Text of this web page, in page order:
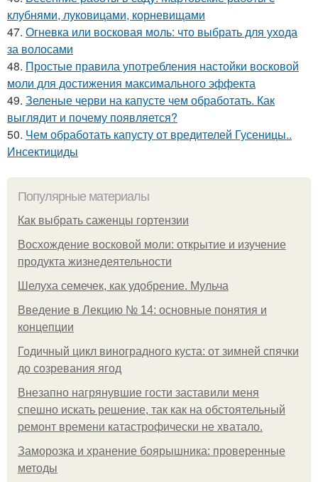
клубнями, луковицами, корневищами
47. Огневка или восковая моль: что выбрать для ухода
за волосами
48. Простые правила употребления настойки восковой
моли для достижения максимального эффекта
49. Зеленые черви на капусте чем обработать. Как
выглядит и почему появляется?
50. Чем обработать капусту от вредителей Гусеницы..
Инсектициды
Популярные материалы
Как выбрать саженцы гортензии
Восхождение восковой моли: открытие и изучение
продукта жизнедеятельности
Шелуха семечек, как удобрение. Мульча
Введение в Лекцию № 14: основные понятия и
концепции
Годичный цикл виноградного куста: от зимней спячки
до созревания ягод
Внезапно нагрянувшие гости заставили меня
спешно искать решение, так как на обстоятельный
ремонт времени катастрофически не хватало.
Заморозка и хранение боярышника: проверенные
методы